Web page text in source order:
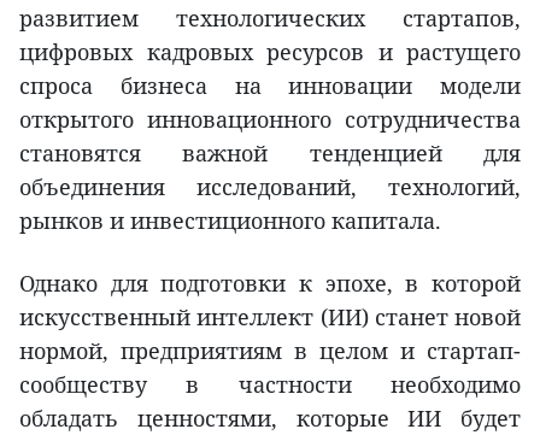
развитием технологических стартапов,
цифровых кадровых ресурсов и растущего
спроса бизнеса на инновации модели
открытого инновационного сотрудничества
становятся важной тенденцией для
объединения исследований, технологий,
рынков и инвестиционного капитала.
Однако для подготовки к эпохе, в которой
искусственный интеллект (ИИ) станет новой
нормой, предприятиям в целом и стартап-
сообществу в частности необходимо
обладать ценностями, которые ИИ будет